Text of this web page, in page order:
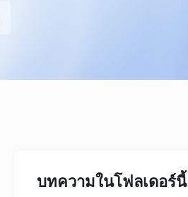
บทความในโฟลเดอร์นี้